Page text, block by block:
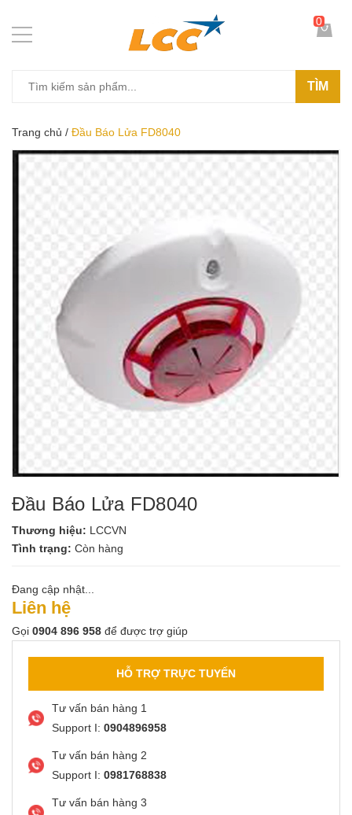
TÌM
0
Trang chủ / Đầu Báo Lửa FD8040
Đầu Báo Lửa FD8040
Thương hiệu: LCCVN
Tình trạng: Còn hàng
Đang cập nhật...
Liên hệ
Gọi 0904 896 958 để được trợ giúp
HỖ TRỢ TRỰC TUYẾN
Tư vấn bán hàng 1
Support I: 0904896958
Tư vấn bán hàng 2
Support I: 0981768838
Tư vấn bán hàng 3